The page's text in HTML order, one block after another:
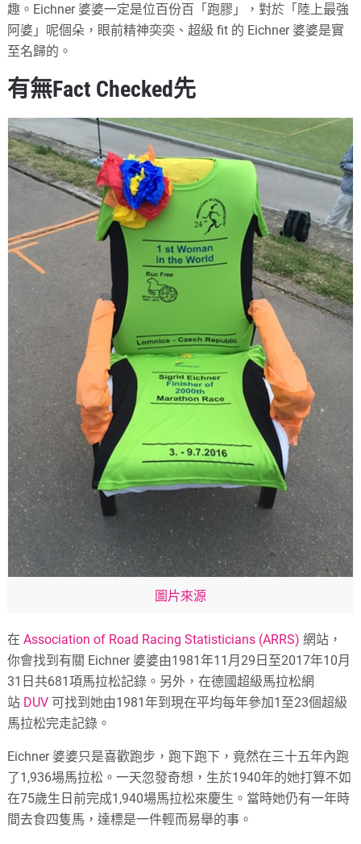
趣。Eichner 婆婆一定是位百份百「跑膠」，對於「陸上最強
阿婆」呢個朵，眼前精神奕奕、超級 fit 的 Eichner 婆婆是實
至名歸的。
有無Fact Checked先
圖片來源
在Association of Road Racing Statisticians (ARRS) 網站，
你會找到有關 Eichner 婆婆由1981年11月29日至2017年10月
31日共681項馬拉松記錄。另外，在德國超級馬拉松網
站 DUV 可找到她由1981年到現在平均每年參加1至23個超級
馬拉松完走記錄。
Eichner 婆婆只是喜歡跑步，跑下跑下，竟然在三十五年內跑
了1,936場馬拉松。一天忽發奇想，生於1940年的她打算不如
在75歲生日前完成1,940場馬拉松來慶生。當時她仍有一年時
間去食四隻馬，達標是一件輕而易舉的事。